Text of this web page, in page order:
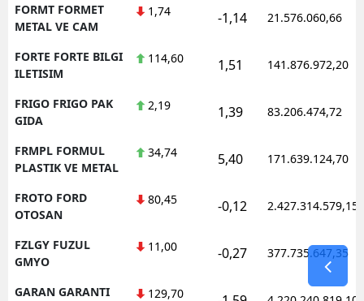
FORMT FORMET
METAL VE CAM
1,74 -1,14 21.576.060,66
FORTE FORTE BILGI
ILETISIM
114,60 1,51 141.876.972,20
FRIGO FRIGO PAK
GIDA
2,19 1,39 83.206.474,72
FRMPL FORMUL
PLASTIK VE METAL
34,74 5,40 171.639.124,70
FROTO FORD
OTOSAN
80,45 -0,12 2.427.314.579,15
FZLGY FUZUL
GMYO
11,00 -0,27 377.735.647,35
GARAN GARANTI
129,70